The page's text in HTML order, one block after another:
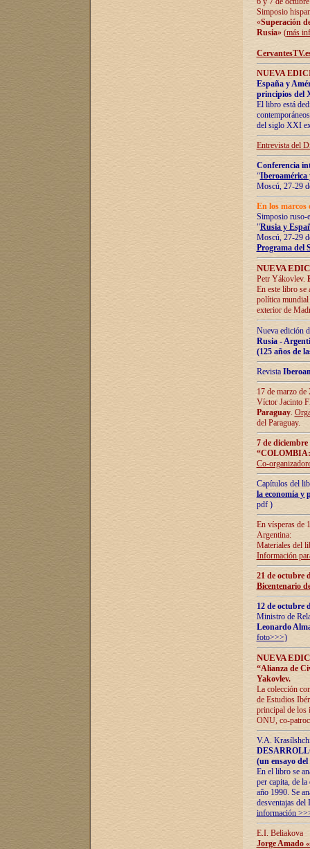
Simposio
«Superación
Rusia» (más
NUEVA
España y
principios del
El libro está
del siglo XXI
Entrevista del
Conferencia
“Iberoamérica
Moscú, 27-29
En los marcos
Simposio ruso-
"Rusia y
Moscú, 27-29
Programa del
NUEVA
Petr Yákovlev.
En este libro se
política mundial
exterior de
Nueva edición
Rusia -
(125 años de
Revista
17 de marzo
Víctor Jacinto
Paraguay.
del Paraguay.
7 de
Co-
Capítulos del
la economía y
pdf )
En vísperas de
Argentina:
Materiales del
Información
21 de octubre
Bicentenario
12 de octubre
Ministro de
Leonardo
foto>>>)
NUEVA
“Alianza de
Yakovlev.
La colección
de Estudios
principal de los
ONU, co-
V.A.
(un ensayo
En el libro se
per capita, de
año 1990. Se
desventajas
información
E.I. Beliakova
Jorge Amado